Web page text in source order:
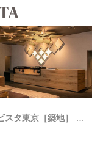
日付未定
ついて
スタ東京［築地］